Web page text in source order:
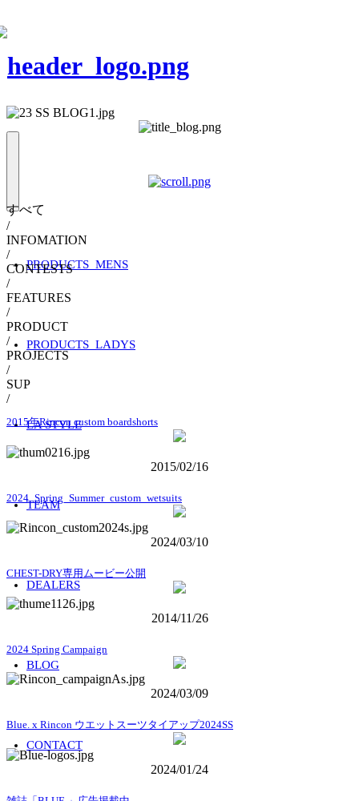
PRODUCTS_MENS
PRODUCTS_LADYS
LA STYLE
TEAM
DEALERS
BLOG
CONTACT
すべて
/
INFOMATION
/
CONTESTS
/
FEATURES
/
PRODUCT
/
PROJECTS
/
SUP
/
2015年Rincon custom boardshorts
2015/02/16
2024_Spring_Summer_custom_wetsuits
2024/03/10
CHEST-DRY専用ムービー公開
2014/11/26
2024 Spring Campaign
2024/03/09
Blue. x Rincon ウエットスーツタイアップ2024SS
2024/01/24